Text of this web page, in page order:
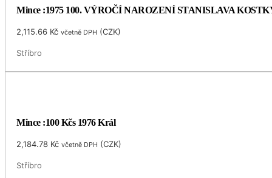
Mince :1975 100. VÝROČÍ NAROZENÍ STANISLAVA
2,115.66 Kč včetně DPH (CZK)
Stříbro
Mince :100 Kčs 1976 Král
2,184.78 Kč včetně DPH (CZK)
Stříbro